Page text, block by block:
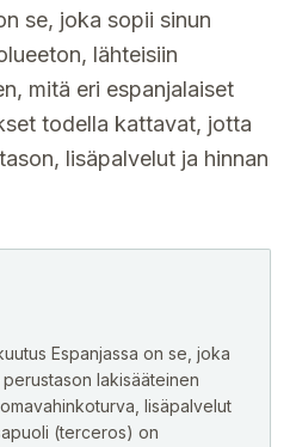
se, joka sopii sinun
lähteisiin
mitä eri espanjalaiset
todella kattavat, jotta
lisäpalvelut ja hinnan
Espanjassa on se, joka
lakisääteinen
lisäpalvelut
(terceros) on